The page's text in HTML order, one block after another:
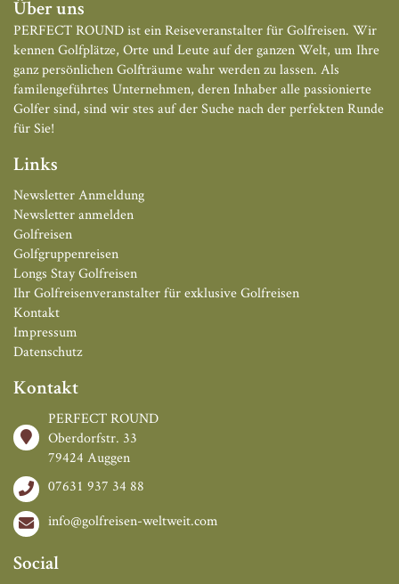
Über uns
PERFECT ROUND ist ein Reiseveranstalter für Golfreisen. Wir
kennen Golfplätze, Orte und Leute auf der ganzen Welt, um Ihre
ganz persönlichen Golfträume wahr werden zu lassen. Als
familengeführtes Unternehmen, deren Inhaber alle passionierte
Golfer sind, sind wir stes auf der Suche nach der perfekten Runde
für Sie!
Links
Newsletter Anmeldung
Newsletter anmelden
Golfreisen
Golfgruppenreisen
Longs Stay Golfreisen
Ihr Golfreisenveranstalter für exklusive Golfreisen
Kontakt
Impressum
Datenschutz
Kontakt
PERFECT ROUND
Oberdorfstr. 33
79424 Auggen
07631 937 34 88
info@golfreisen-weltweit.com
Social